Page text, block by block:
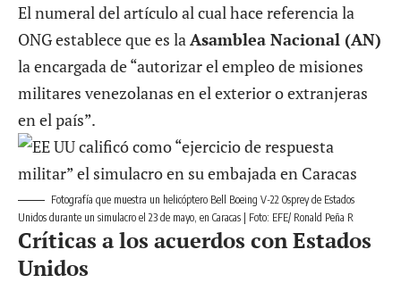
El numeral del artículo al cual hace referencia la
ONG establece que es laAsamblea Nacional (AN)
la encargada de “autorizar el empleo de misiones
militares venezolanas en el exterior o extranjeras
en el país”.
Fotografía que muestra un helicóptero Bell Boeing V-22 Osprey de Estados
Unidos durante un simulacro el 23 de mayo, en Caracas | Foto: EFE/ Ronald Peña R
Críticas a los acuerdos con Estados
Unidos